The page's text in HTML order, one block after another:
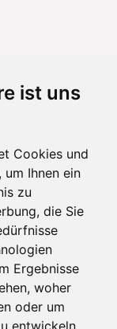
ist uns
Cookies und
Ihnen ein
zu
die Sie
Ergebnisse
woher
oder um
entwickeln.